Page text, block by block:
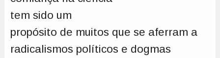
tem sido um
propósito de muitos que se aferram a
radicalismos políticos e dogmas